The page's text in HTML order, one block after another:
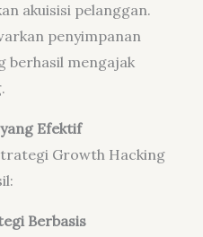
akuisisi pelanggan.
penyimpanan
berhasil mengajak
Efektif
Growth Hacking
Berbasis